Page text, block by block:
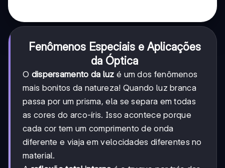
Fenômenos Especiais e Aplicações
da Óptica
O dispersamento da luz é um dos fenômenos
mais bonitos da natureza! Quando luz branca
passa por um prisma, ela se separa em todas
as cores do arco-íris. Isso acontece porque
cada cor tem um comprimento de onda
diferente e viaja em velocidades diferentes no
material.